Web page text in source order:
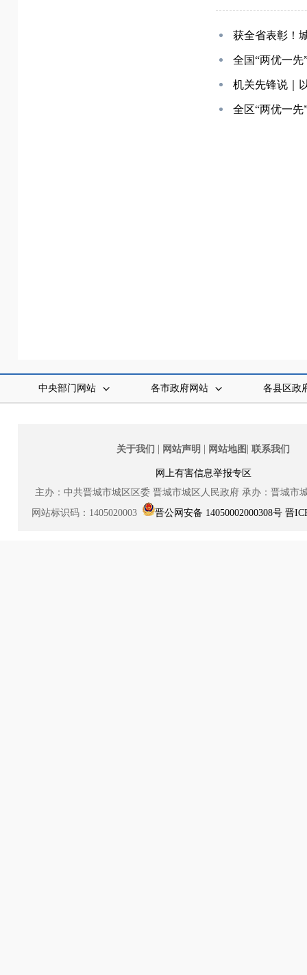
获全省表彰！
全国“两优一
机关先锋说｜
全区“两优一
中央部门网站 各市政府网站 各县区政
关于我们 | 网站声明 | 网站地图 | 联系我们
网上有害信息举报专区
主办：中共晋城市城区区委 晋城市城区人民政府 承办：晋城市
网站标识码：1405020003
晋公网安备 14050002000308号 晋